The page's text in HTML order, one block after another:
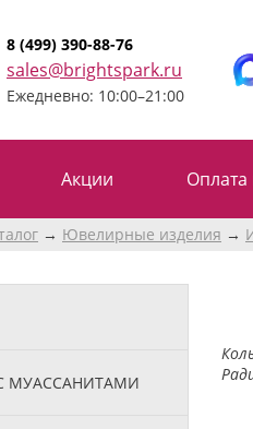
8 (499) 390-88-76
sales@brightspark.ru
Ежедневно: 10:00–21:00
Акции Оплата
Ювелирные изделия
МУАССАНИТАМИ